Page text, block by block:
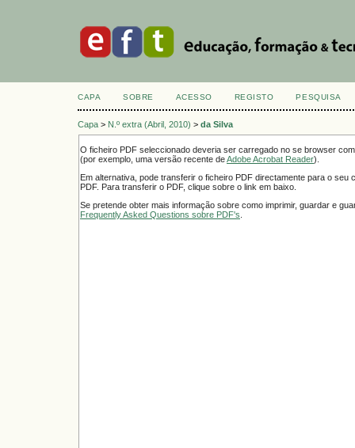
CAPA SOBRE ACESSO REGISTO PESQUISA
Capa > N.º extra (Abril, 2010) > da Silva
O ficheiro PDF seleccionado deveria ser carregado no se browser
(por exemplo, uma versão recente deAdobe Acrobat Reader).
Em alternativa, pode transferir o ficheiro PDF directamente para o seu
PDF. Para transferir o PDF, clique sobre o link em baixo.
Se pretende obter mais informação sobre como imprimir, guardar e
Frequently Asked Questions sobre PDF's